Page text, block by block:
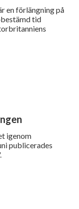
en förlängning på
tid
igenom
publicerades